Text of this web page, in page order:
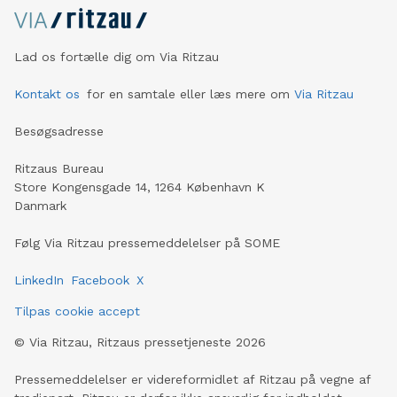
Lad os fortælle dig om Via Ritzau
Kontakt os for en samtale eller læs mere om Via Ritzau
Besøgsadresse
Ritzaus Bureau
Store Kongensgade 14, 1264 København K
Danmark
Følg Via Ritzau pressemeddelelser på SOME
LinkedIn Facebook X
Tilpas cookie accept
© Via Ritzau, Ritzaus pressetjeneste 2026
Pressemeddelelser er videreformidlet af Ritzau på vegne af